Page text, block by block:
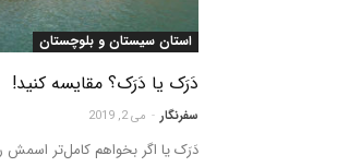
استان سیستان و بلوچستان
دَرَک یا دَرَک؟ مقایسه کنید!
سفرنگار - می 2, 2019
دَرَک یا اگر بخواهم کامل‌تر اسمش